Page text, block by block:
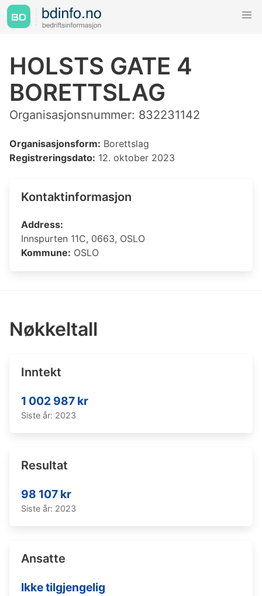
HOLSTS GATE 4
BORETTSLAG
Organisasjonsnummer: 832231142
Organisasjonsform: Borettslag
Registreringsdato: 12. oktober 2023
Kontaktinformasjon
Address:
Innspurten 11C, 0663, OSLO
Kommune: OSLO
Nøkkeltall
Inntekt
1 002 987 kr
Siste år: 2023
Resultat
98 107 kr
Siste år: 2023
Ansatte
Ikke tilgjengelig